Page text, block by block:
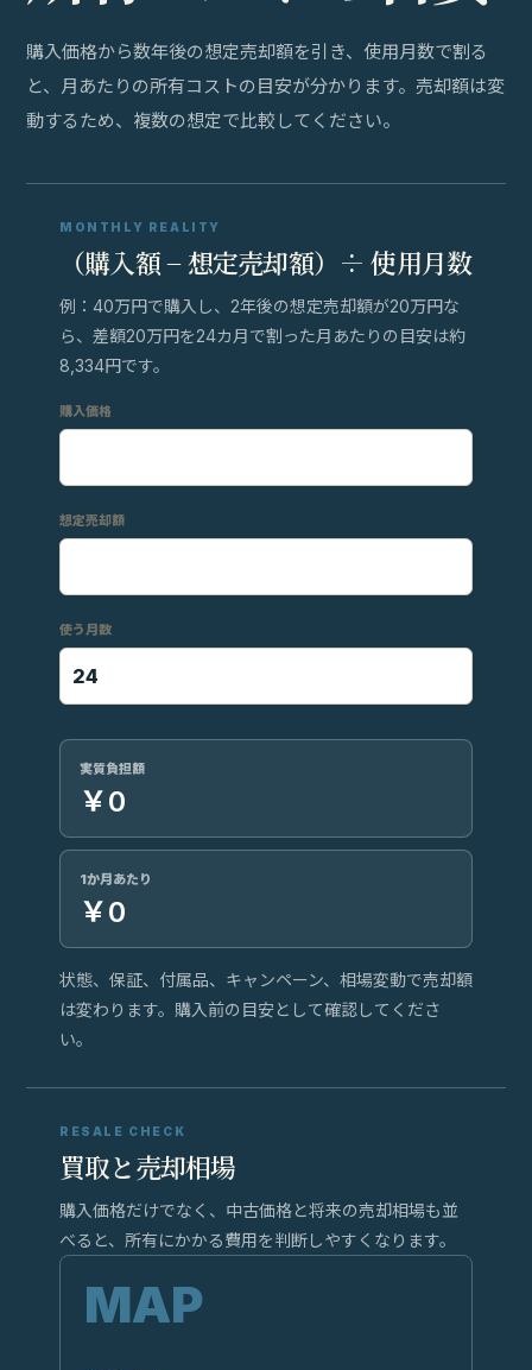
購入価格から数年後の想定売却額を引き、使用月数で割る
と、月あたりの所有コストの目安が分かります。売却額は変
動するため、複数の想定で比較してください。
MONTHLY REALITY
（購入額 − 想定売却額）÷ 使用月数
例：40万円で購入し、2年後の想定売却額が20万円な
ら、差額20万円を24カ月で割った月あたりの目安は約
8,334円です。
購入価格
想定売却額
使う月数
実質負担額
￥0
1か月あたり
￥0
状態、保証、付属品、キャンペーン、相場変動で売却額
は変わります。購入前の目安として確認してくださ
い。
RESALE CHECK
買取と売却相場
購入価格だけでなく、中古価格と将来の売却相場も並
べると、所有にかかる費用を判断しやすくなります。